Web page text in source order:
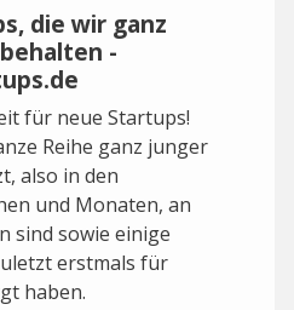
die wir ganz
-
für neue Startups!
Reihe ganz junger
also in den
und Monaten, an
sind sowie einige
erstmals für
haben.